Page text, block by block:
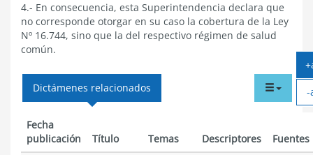
4.- En consecuencia, esta Superintendencia declara que
no corresponde otorgar en su caso la cobertura de la Ley
Nº 16.744, sino que la del respectivo régimen de salud
común.
menu
Dictámenes relacionados
Fecha
publicación
Título Temas Descriptores
Fuentes
-